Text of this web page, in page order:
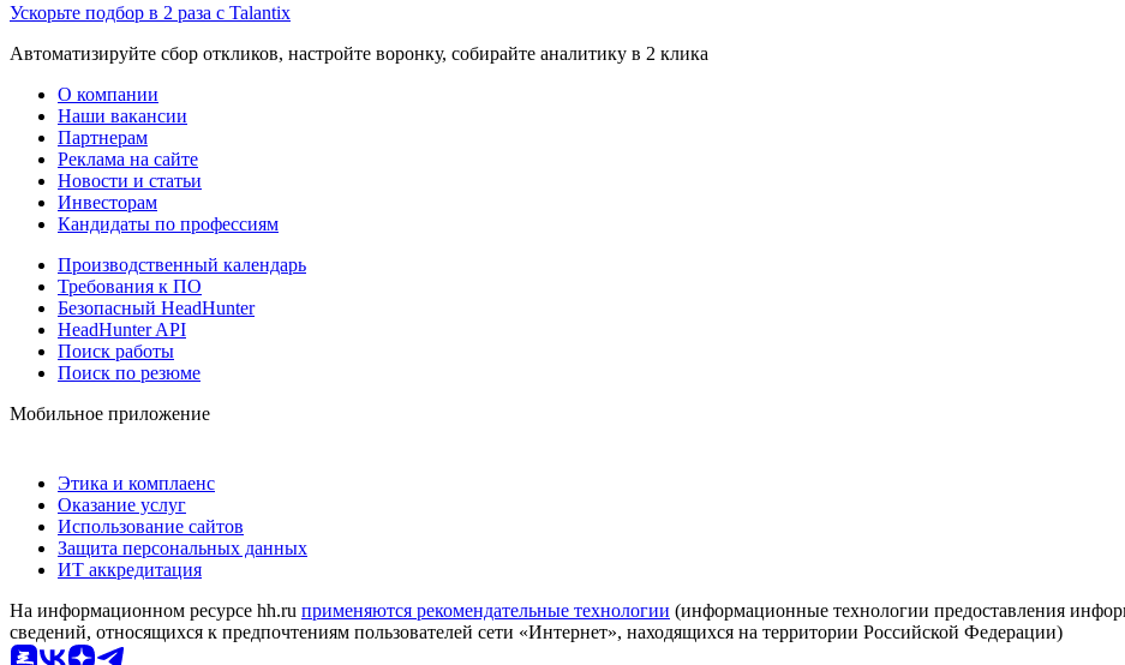
Ускорьте подбор в 2 раза с Talantix
Автоматизируйте сбор откликов, настройте воронку, собирайте аналитику в 2 клика
О компании
Наши вакансии
Партнерам
Реклама на сайте
Новости и статьи
Инвесторам
Кандидаты по профессиям
Производственный календарь
Требования к ПО
Безопасный HeadHunter
HeadHunter API
Поиск работы
Поиск по резюме
Мобильное приложение
Этика и комплаенс
Оказание услуг
Использование сайтов
Защита персональных данных
ИТ аккредитация
На информационном ресурсе hh.ru применяются рекомендательные технологии (информационные технологии предоставления
сведений, относящихся к предпочтениям пользователей сети «Интернет», находящихся на территории Российской Федерации)